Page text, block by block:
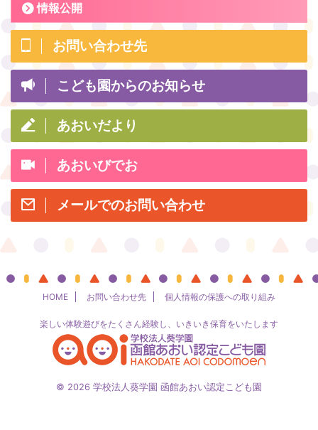
情報公開
お問い合わせ先
こども園からのお知らせ
あおいだより
あおいびでお
メールでのお問い合わせ
HOME お問い合わせ先 個人情報の保護への取り組み
楽しい体験遊びをたくさん経験し、いきいき保育をいたします
© 2026 学校法人葵学園 函館あおい認定こども園